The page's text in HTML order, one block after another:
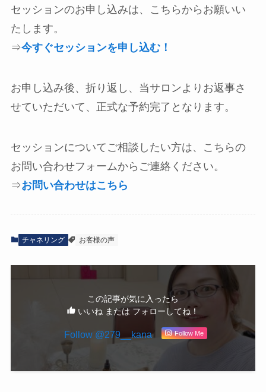
セッションのお申し込みは、こちらからお願いい
たします。
⇒今すぐセッションを申し込む！
お申し込み後、折り返し、当サロンよりお返事さ
せていただいて、正式な予約完了となります。
セッションについてご相談したい方は、こちらの
お問い合わせフォームからご連絡ください。
⇒お問い合わせはこちら
チャネリング お客様の声
この記事が気に入ったら
いいね または フォローしてね！
Follow @279__kana Follow Me